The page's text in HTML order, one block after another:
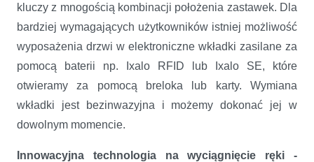
kluczy z mnogością kombinacji położenia zastawek. Dla
bardziej wymagających użytkowników istniej możliwość
wyposażenia drzwi w elektroniczne wkładki zasilane za
pomocą baterii np. Ixalo RFID lub Ixalo SE, które
otwieramy za pomocą breloka lub karty. Wymiana
wkładki jest bezinwazyjna i możemy dokonać jej w
dowolnym momencie.
Innowacyjna technologia na wyciągnięcie ręki -